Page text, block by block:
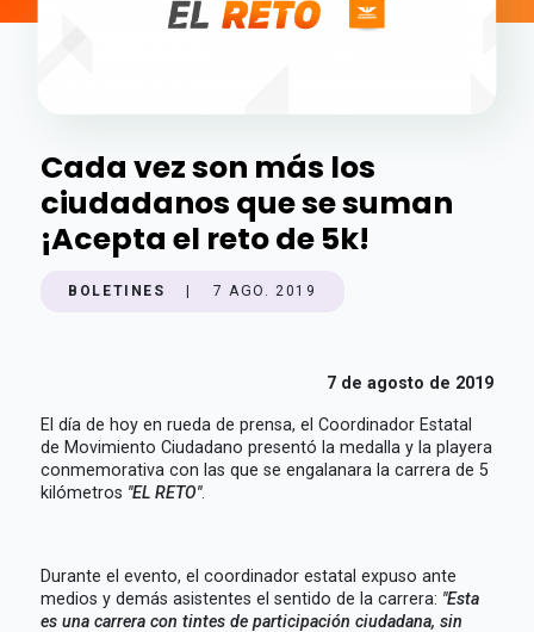
Cada vez son más los
ciudadanos que se suman
¡Acepta el reto de 5k!
BOLETINES 7 AGO. 2019
7 de agosto de 2019
El día de hoy en rueda de prensa, el Coordinador Estatal
de Movimiento Ciudadano presentó la medalla y la playera
conmemorativa con las que se engalanara la carrera de 5
kilómetros "EL RETO".
Durante el evento, el coordinador estatal expuso ante
medios y demás asistentes el sentido de la carrera: "Esta
es una carrera con tintes de participación ciudadana, sin